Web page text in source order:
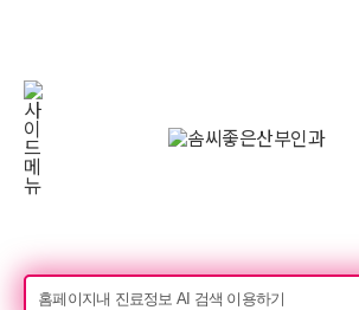
메 미세스질성형 미스질성형
소음순수술
솜씨소개